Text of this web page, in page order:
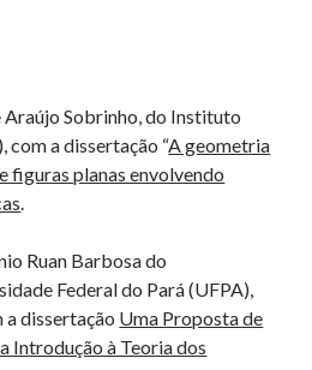
Sobrinho, do Instituto
com a dissertação “A geometria
figuras planas envolvendo
.
Ruan Barbosa do
Federal do Pará (UFPA),
a dissertação Uma Proposta de
Introdução à Teoria dos